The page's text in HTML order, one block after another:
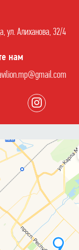
ул. Алиханова, 32/4
нам